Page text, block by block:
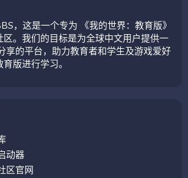
，这是一个专为 《我的世界：教育版》
区。我们的目标是为全球中文用户提供一
享的平台，助力教育者和学生及游戏爱好
版进行学习。
动器
区官网